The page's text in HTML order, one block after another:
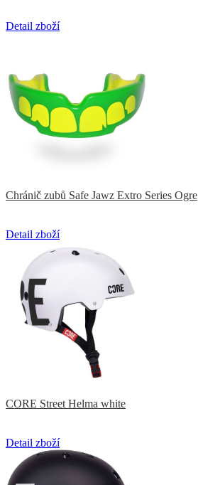
Detail zboží
Chránič zubů Safe Jawz Extro Series Ogre
Detail zboží
CORE Street Helma white
Detail zboží